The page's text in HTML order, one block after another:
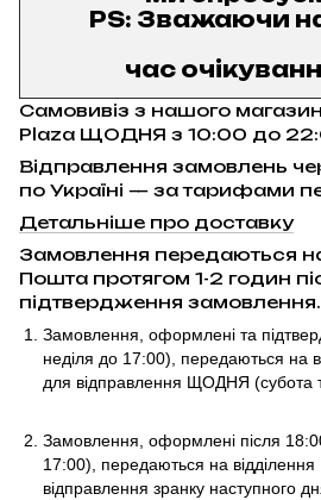
PS: Зважаючи
час
Самовивіз з нашого
Plaza ЩОДНЯ з 10:00 до
Відправлення замовлень
по Україні — за тарифами
Детальніше про доставку
Замовлення передаються
Пошта протягом 1-2 годин
підтвердження замовлення.
Замовлення, оформлені та
неділя до 17:00), передаються на
для відправлення ЩОДНЯ (субота
Замовлення, оформлені після
17:00), передаються на
відправлення зранку наступного